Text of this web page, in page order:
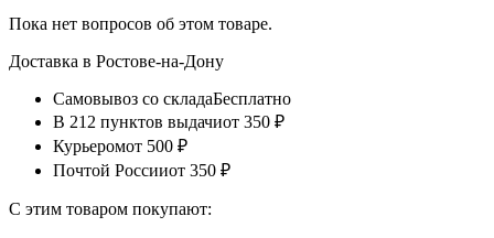
Пока нет вопросов об этом товаре.
Доставка в Ростове-на-Дону
Самовывоз со складаБесплатно
В 212 пунктов выдачиот 350 ₽
Курьеромот 500 ₽
Почтой Россииот 350 ₽
С этим товаром покупают: